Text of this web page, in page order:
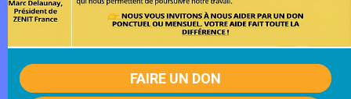
FAIRE UN DON